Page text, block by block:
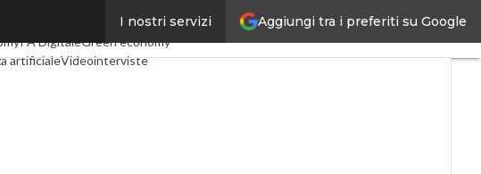
Aggiungi tra i preferiti su Google
I nostri servizi
TelcoIndustria 4.0
PA DigitaleGreen economy
artificialeVideointerviste